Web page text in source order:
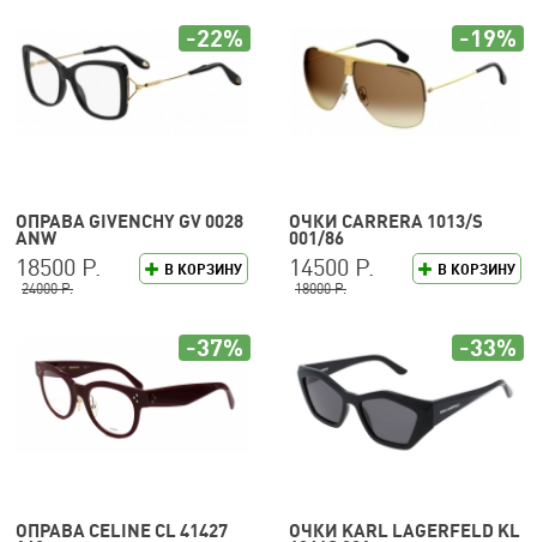
ОПРАВА GIVENCHY GV 0028
ANW
В КОРЗИНУ
18500 Р.
24000 Р.
-22%
ОЧКИ CARRERA 1013/S
001/86
В КОРЗИНУ
14500 Р.
18000 Р.
-19%
ОПРАВА CELINE CL 41427
-37%
ОЧКИ KARL LAGERFELD KL
-33%